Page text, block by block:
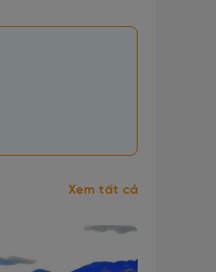
Xem tất cả